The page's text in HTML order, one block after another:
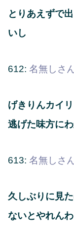
とりあえずで
いし
612: 名無しさ
げきりんカイ
逃げた味方に
613: 名無しさ
久しぶりに見
ないとやれん